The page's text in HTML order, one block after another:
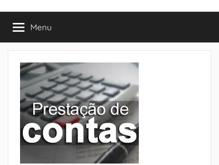
Menu